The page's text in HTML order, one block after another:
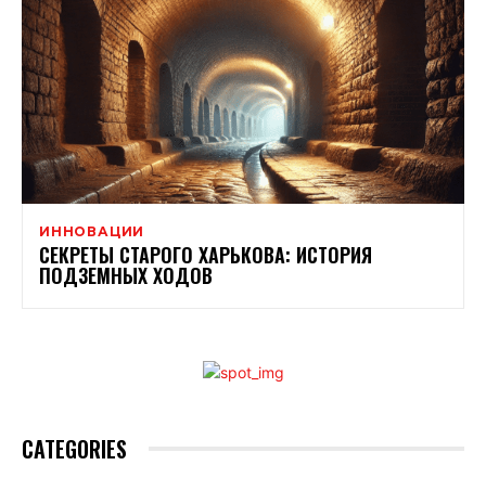
ИННОВАЦИИ
СЕКРЕТЫ СТАРОГО ХАРЬКОВА: ИСТОРИЯ
ПОДЗЕМНЫХ ХОДОВ
CATEGORIES